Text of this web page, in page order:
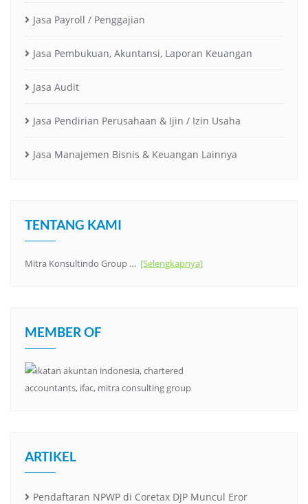
Jasa Payroll / Penggajian
Jasa Pembukuan, Akuntansi, Laporan Keuangan
Jasa Audit
Jasa Pendirian Perusahaan & Ijin / Izin Usaha
Jasa Manajemen Bisnis & Keuangan Lainnya
TENTANG KAMI
Mitra Konsultindo Group … [Selengkapnya]
MEMBER OF
ARTIKEL
Pendaftaran NPWP di Coretax DJP Muncul Eror